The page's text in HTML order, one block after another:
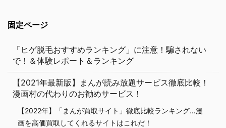
固定ページ
「ヒゲ脱毛おすすめランキング」に注意！騙されない
で！＆体験レポート＆ランキング
【2021年最新版】まんが読み放題サービス徹底比較！
漫画村の代わりのお勧めサービス！
【2022年】「まんが買取サイト」徹底比較ランキング…漫
画を高価買取してくれるサイトはこれだ！